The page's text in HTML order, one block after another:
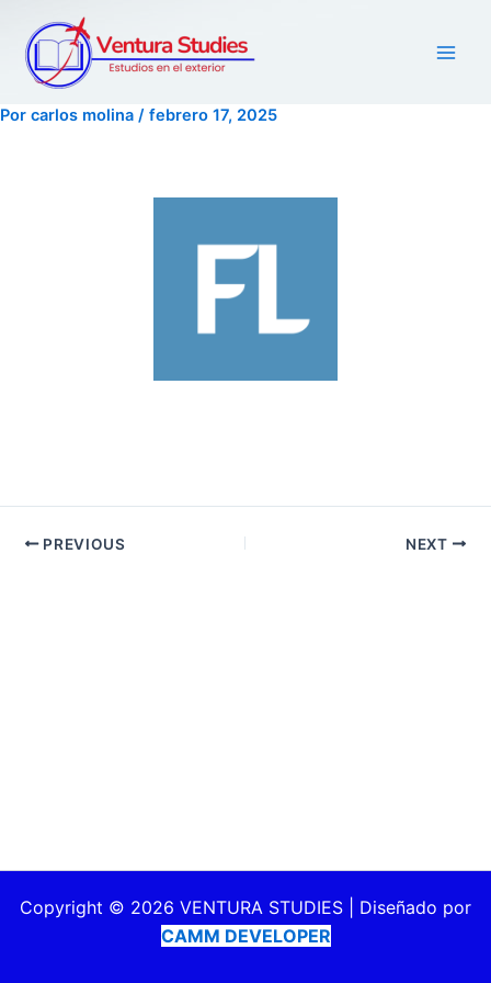
contenido
Por carlos molina / febrero 17, 2025
PREVIOUS NEXT
Copyright © 2026 VENTURA STUDIES | Diseñado por
CAMM DEVELOPER